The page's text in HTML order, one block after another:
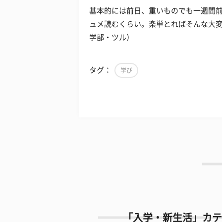
基本的には前日、重いものでも一週間
ュメ読むくらい。楽単とればそんな大
学部・ツル）
タグ： 学び
「入学・新生活」カ